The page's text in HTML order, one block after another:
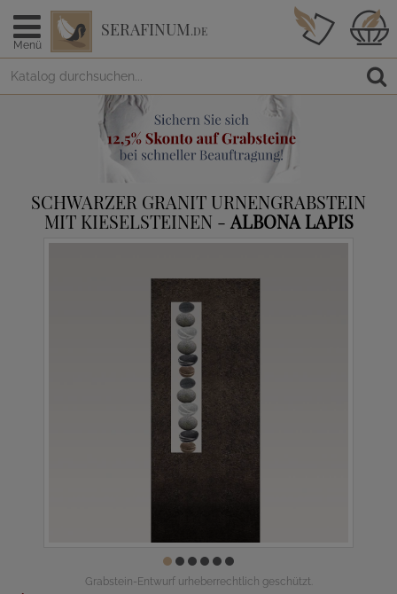
Menü
SERAFINUM.DE
SCHWARZER GRANIT URNENGRABSTEIN
MIT KIESELSTEINEN - ALBONA LAPIS
Grabstein-Entwurf urheberrechtlich geschützt.